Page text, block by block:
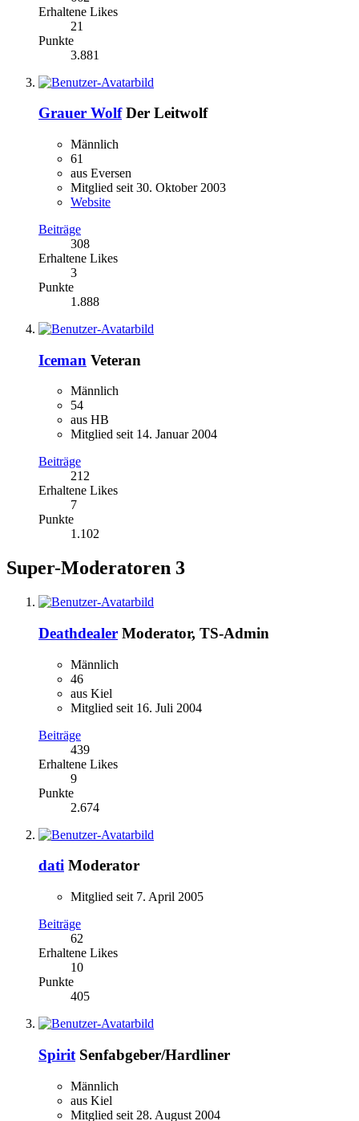
Erhaltene Likes
21
Punkte
3.881
Grauer Wolf Der Leitwolf
Männlich
61
aus Eversen
Mitglied seit 30. Oktober 2003
Website
Beiträge
308
Erhaltene Likes
3
Punkte
1.888
Iceman Veteran
Männlich
54
aus HB
Mitglied seit 14. Januar 2004
Beiträge
212
Erhaltene Likes
7
Punkte
1.102
Super-Moderatoren 3
Deathdealer Moderator, TS-Admin
Männlich
46
aus Kiel
Mitglied seit 16. Juli 2004
Beiträge
439
Erhaltene Likes
9
Punkte
2.674
dati Moderator
Mitglied seit 7. April 2005
Beiträge
62
Erhaltene Likes
10
Punkte
405
Spirit Senfabgeber/Hardliner
Männlich
aus Kiel
Mitglied seit 28. August 2004